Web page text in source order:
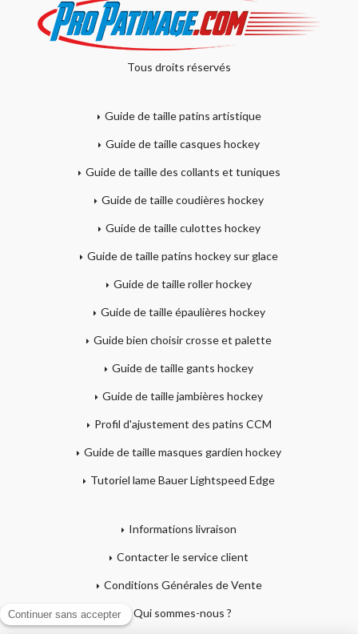
Tous droits réservés
Guide de taille patins artistique
Guide de taille casques hockey
Guide de taille des collants et tuniques
Guide de taille coudières hockey
Guide de taille culottes hockey
Guide de taille patins hockey sur glace
Guide de taille roller hockey
Guide de taille épaulières hockey
Guide bien choisir crosse et palette
Guide de taille gants hockey
Guide de taille jambières hockey
Profil d'ajustement des patins CCM
Guide de taille masques gardien hockey
Tutoriel lame Bauer Lightspeed Edge
Informations livraison
Contacter le service client
Conditions Générales de Vente
Qui sommes-nous ?